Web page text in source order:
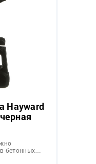
Hayward
бетонных…